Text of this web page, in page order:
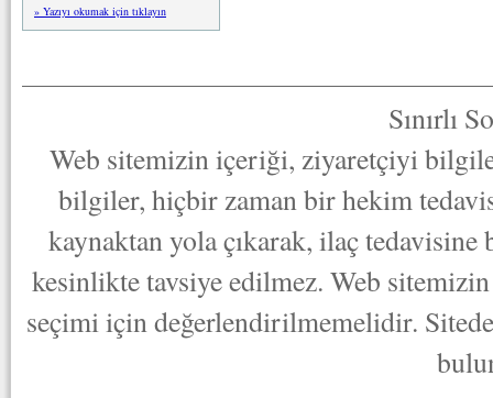
» Yazıyı okumak için tıklayın
Sınırlı
Web sitemizin içeriği, ziyaretçiyi
bilgiler, hiçbir zaman bir hekim
kaynaktan yola çıkarak, ilaç
kesinlikte tavsiye edilmez. Web
seçimi için değerlendirilmemelidir.